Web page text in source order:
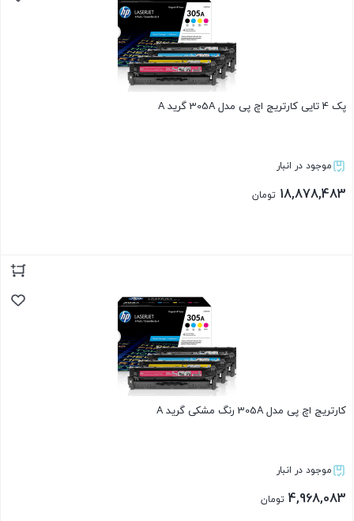
پک 4 تایی کارتریج اچ پی مدل 305A گرید A
موجود در انبار
18,878,483 تومان
کارتریج اچ پی مدل 305A رنگ مشکی گرید A
موجود در انبار
4,968,083 تومان